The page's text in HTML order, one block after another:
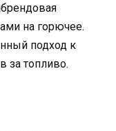
на горючее.
подход к
за топливо.